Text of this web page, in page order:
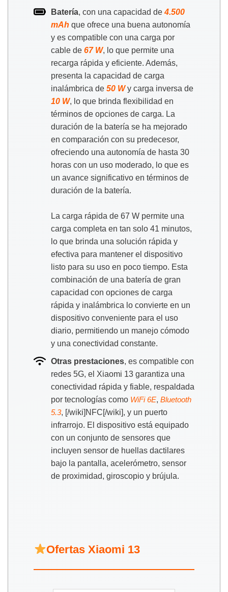
Batería, con una capacidad de4.500
mAh que ofrece una buena autonomía
y es compatible con una carga por
cable de 67 W, lo que permite una
recarga rápida y eficiente. Además,
presenta la capacidad de carga
inalámbrica de 50 Wy carga inversa de
10 W, lo que brinda flexibilidad en
términos de opciones de carga. La
duración de la batería se ha mejorado
en comparación con su predecesor,
ofreciendo una autonomía de hasta 30
horas con un uso moderado, lo que es
un avance significativo en términos de
duración de la batería.
La carga rápida de 67 W permite una
carga completa en tan solo 41 minutos,
lo que brinda una solución rápida y
efectiva para mantener el dispositivo
listo para su uso en poco tiempo. Esta
combinación de una batería de gran
capacidad con opciones de carga
rápida y inalámbrica lo convierte en un
dispositivo conveniente para el uso
diario, permitiendo un manejo cómodo
y una conectividad constante.
Otras prestaciones, es compatible con
redes 5G, el Xiaomi 13 garantiza una
conectividad rápida y fiable, respaldada
por tecnologías como WiFi 6E, Bluetooth
5.3, [/wiki]NFC[/wiki], y un puerto
infrarrojo. El dispositivo está equipado
con un conjunto de sensores que
incluyen sensor de huellas dactilares
bajo la pantalla, acelerómetro, sensor
de proximidad, giroscopio y brújula.
Ofertas Xiaomi 13